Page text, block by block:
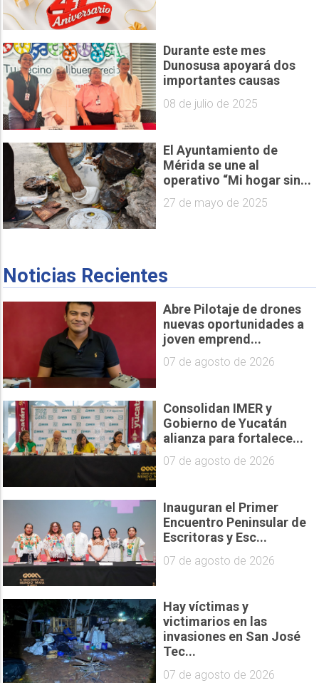
Durante este mes
Dunosusa apoyará dos
importantes causas
08 de julio de 2025
El Ayuntamiento de
Mérida se une al
operativo “Mi hogar sin...
27 de mayo de 2025
Noticias Recientes
Abre Pilotaje de drones
nuevas oportunidades a
joven emprend...
07 de agosto de 2026
Consolidan IMER y
Gobierno de Yucatán
alianza para fortalece...
07 de agosto de 2026
Inauguran el Primer
Encuentro Peninsular de
Escritoras y Esc...
07 de agosto de 2026
Hay víctimas y
victimarios en las
invasiones en San José
Tec...
07 de agosto de 2026